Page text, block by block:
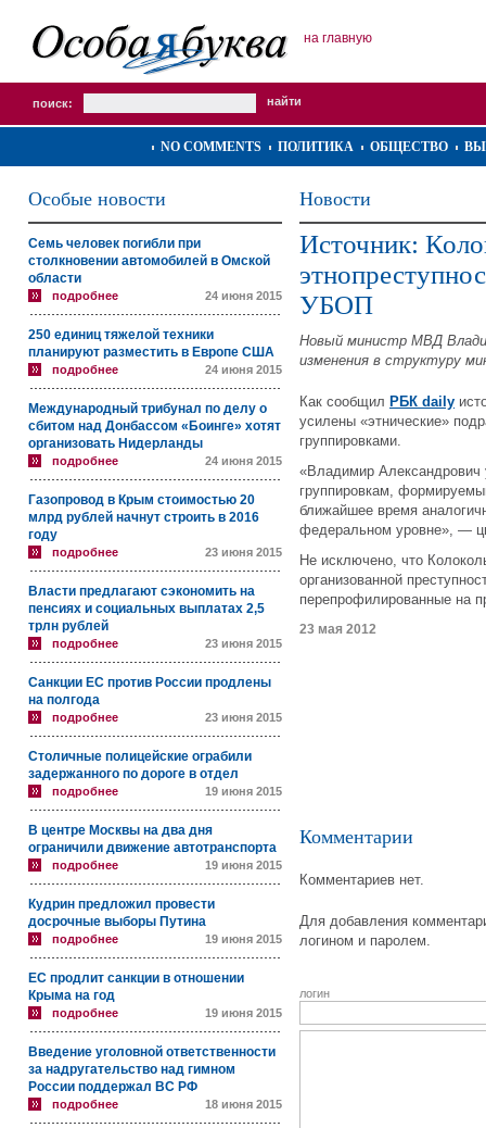
на главную
поиск:
NO COMMENTS ПОЛИТИКА ОБЩЕСТВО
Особые новости
Семь человек погибли при
столкновении автомобилей в Омской
области
подробнее 24 июня 2015
250 единиц тяжелой техники
планируют разместить в Европе США
подробнее 24 июня 2015
Международный трибунал по делу о
сбитом над Донбассом «Боинге» хотят
организовать Нидерланды
подробнее 24 июня 2015
Газопровод в Крым стоимостью 20
млрд рублей начнут строить в 2016
году
подробнее 23 июня 2015
Власти предлагают сэкономить на
пенсиях и социальных выплатах 2,5
трлн рублей
подробнее 23 июня 2015
Санкции ЕС против России продлены
на полгода
подробнее 23 июня 2015
Столичные полицейские ограбили
задержанного по дороге в отдел
подробнее 19 июня 2015
В центре Москвы на два дня
ограничили движение автотранспорта
подробнее 19 июня 2015
Кудрин предложил провести
досрочные выборы Путина
подробнее 19 июня 2015
ЕС продлит санкции в отношении
Крыма на год
подробнее 19 июня 2015
Введение уголовной ответственности
за надругательство над гимном
России поддержал ВС РФ
подробнее 18 июня 2015
Новости
Источник:
УБОП
Новый министр МВД
изменения в структуру
Как сообщил РБК daily
усилены «этнические»
группировками.
«Владимир Александрович
группировкам,
ближайшее время
федеральном уровне», —
Не исключено, что
организованной
перепрофилированные на
23 мая 2012
Комментарии
Комментариев нет.
Для добавления
логином и паролем.
логин